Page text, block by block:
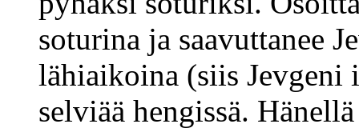
soturina ja saavuttanee
lähiaikoina (siis Jevgeni
selviää hengissä.